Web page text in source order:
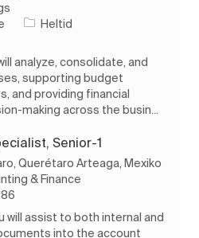
Typ av jobb
Heltid
analyze, consolidate, and
supporting budget
and providing financial
making across the busin...
Senior-1
Querétaro Arteaga, Mexiko
& Finance
will assist to both internal and
into the account